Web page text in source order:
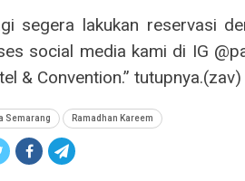
segera lakukan reservasi
social media kami di IG
& Convention.” tutupnya.(zav)
Semarang Ramadhan Kareem